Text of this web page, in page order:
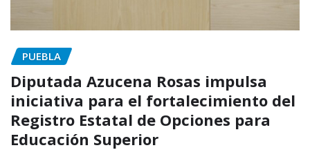
PUEBLA
Diputada Azucena Rosas impulsa
iniciativa para el fortalecimiento del
Registro Estatal de Opciones para
Educación Superior